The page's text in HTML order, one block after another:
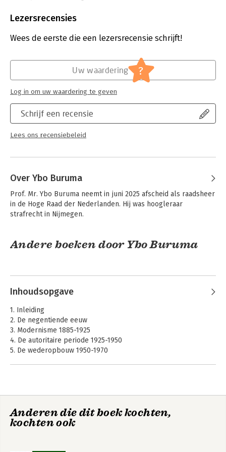
Uitgever:
Verschijningsdatum:
4-6-2025
Recht algemeen - Rechtsgeschiedenis
Lezersrecensies
Wees de eerste die een lezersrecensie schrijft!
Schrijf een recensie
Lees ons recensiebeleid
Uw waardering ?
Log in om uw waardering te geven
Over Ybo Buruma
Prof. Mr. Ybo Buruma neemt in juni 2025 afscheid als raadsheer
in de Hoge Raad der Nederlanden. Hij was hoogleraar
strafrecht in Nijmegen.
Andere boeken door Ybo Buruma
Bekijk alle boeken
Inhoudsopgave
1. Inleiding
2. De negentiende eeuw
3. Modernisme 1885-1925
4. De autoritaire periode 1925-1950
5. De wederopbouw 1950-1970
Bibliografie
Illustratieverantwoording
Anderen die dit boek kochten,
kochten ook